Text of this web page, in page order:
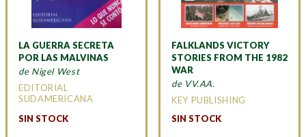
LA GUERRA SECRETA
POR LAS MALVINAS
de Nigel West
EDITORIAL
SUDAMERICANA
SIN STOCK
FALKLANDS VICTORY
STORIES FROM THE 1982
WAR
de VV.AA.
KEY PUBLISHING
SIN STOCK